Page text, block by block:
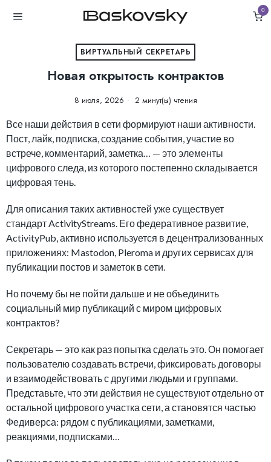
0
ВИРТУАЛЬНЫЙ СЕКРЕТАРЬ
Новая открытость контрактов
8 июля, 2026 2 минут(ы) чтения
Все наши действия в сети формируют наши активности.
Пост, лайк, подписка, создание события, участие во
встрече, комментарий, заметка… — это элементы
цифрового следа, из которого постепенно складывается
цифровая тень.
Для описания таких активностей уже существует
стандарт ActivityStreams. Его федеративное развитие,
ActivityPub, активно используется в децентрализованных
приложениях: Mastodon, Pleroma и других сервисах для
публикации постов и заметок в сети.
Но почему бы не пойти дальше и не объединить
социальный мир публикаций с миром цифровых
контрактов?
Секретарь — это как раз попытка сделать это. Он помогает
пользователю создавать встречи, фиксировать договоры
и взаимодействовать с другими людьми и группами.
Представьте, что эти действия не существуют отдельно от
остальной цифрового участка сети, а становятся частью
Федиверса: рядом с публикациями, заметками,
реакциями, подписками…